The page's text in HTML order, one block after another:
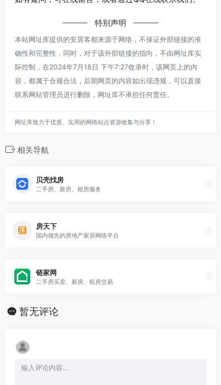
特别声明
本站网址库提供的安居客都来源于网络，不保证外部链接的准
确性和完整性，同时，对于该外部链接的指向，不由网址库实
际控制，在2024年7月18日 下午7:27收录时，该网页上的内
容，都属于合规合法，后期网页的内容如出现违规，可以直接
联系网站管理员进行删除，网址库不承担任何责任。
网址库致力于优质、实用的网络站点资源收集与分享！
相关导航
贝壳找房
二手房、新房、租房服务
房天下
国内领先的房地产家居网络平台
链家网
二手房买卖、新房、租房交易
暂无评论